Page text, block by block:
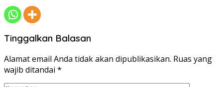
Tinggalkan Balasan
Alamat email Anda tidak akan dipublikasikan. Ruas yang
wajib ditandai *